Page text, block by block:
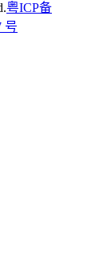
粤ICP备
号